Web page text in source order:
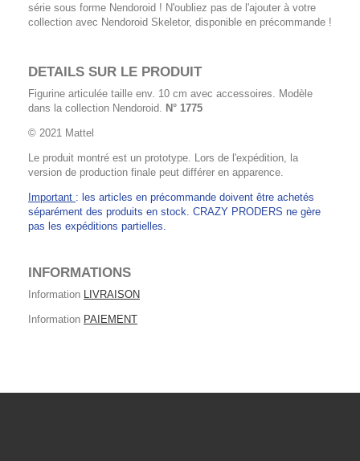
série sous forme Nendoroid ! N'oubliez pas de l'ajouter à votre
collection avec Nendoroid Skeletor, disponible en précommande !
DETAILS SUR LE PRODUIT
Figurine articulée taille env. 10 cm avec accessoires. Modèle
dans la collection Nendoroid. N° 1775
© 2021 Mattel
Le produit montré est un prototype. Lors de l'expédition, la
version de production finale peut différer en apparence.
Important : les articles en précommande doivent être achetés
séparément des produits en stock. CRAZY PRODERS ne gère
pas les expéditions partielles.
INFORMATIONS
Information LIVRAISON
Information PAIEMENT